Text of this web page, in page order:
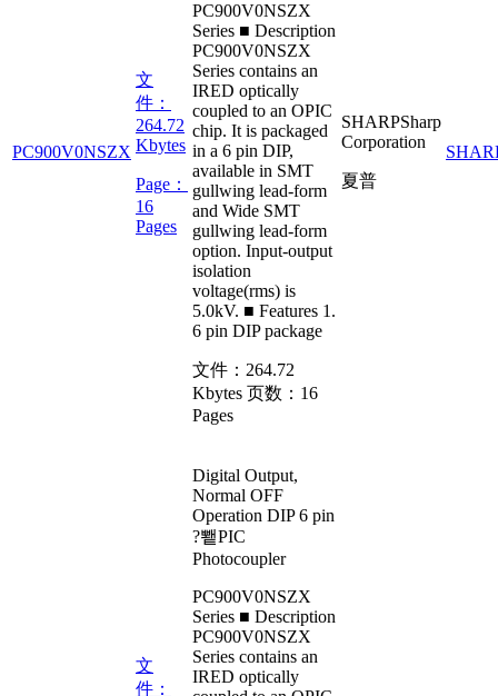
PC900V0NSZX
文
件：
264.72
Kbytes
Page：
16
Pages
PC900V0NSZX
Series ■ Description
PC900V0NSZX
Series contains an
IRED optically
coupled to an OPIC
chip. It is packaged
in a 6 pin DIP,
available in SMT
gullwing lead-form
and Wide SMT
gullwing lead-form
option. Input-output
isolation
voltage(rms) is
5.0kV. ■ Features 1.
6 pin DIP package
文件： 264.72
Kbytes 页数： 16
Pages
SHARPSharp
Corporation
夏普
文
件：
Digital Output,
Normal OFF
Operation DIP 6 pin
?뾑PIC
Photocoupler
PC900V0NSZX
Series ■ Description
PC900V0NSZX
Series contains an
IRED optically